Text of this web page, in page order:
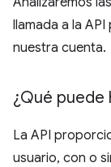
llamada a la
nuestra cuenta.
¿Qué puede
La API
usuario, con o